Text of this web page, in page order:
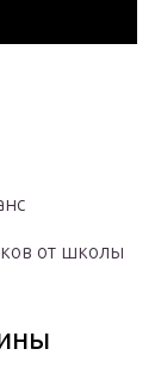
от школы